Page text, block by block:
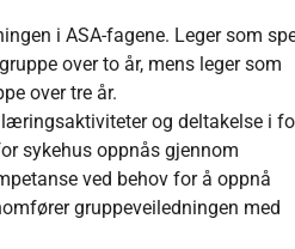
i ASA-fagene. Leger som
over to år, mens leger som
over tre år.
og deltakelse i
sykehus oppnås gjennom
ved behov for å oppnå
gruppeveiledningen med